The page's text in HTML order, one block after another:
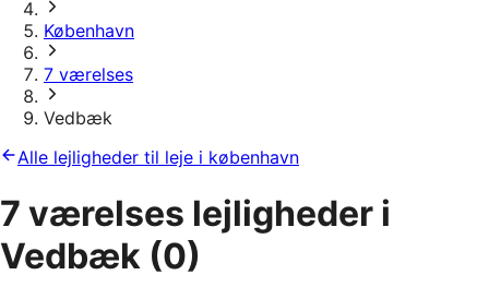
København
7 værelses
Vedbæk
Alle lejligheder til leje i københavn
7 værelses lejligheder i
Vedbæk (0)